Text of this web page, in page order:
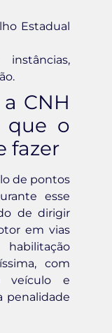
Estadual
CNH
que o
fazer
de pontos
esse
de dirigir
em vias
com
veículo e
penalidade